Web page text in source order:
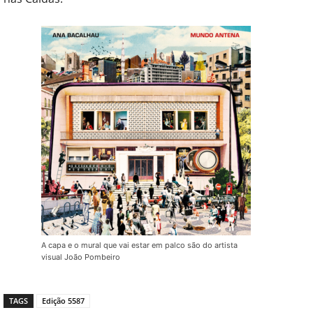
A capa e o mural que vai estar em palco são do artista
visual João Pombeiro
TAGS Edição 5587